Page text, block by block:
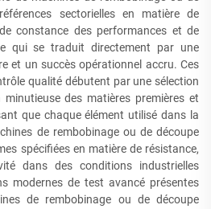
sectorielles en matière de
constance des performances et de
qui se traduit directement par une
et un succès opérationnel accru. Ces
qualité débutent par une sélection
des matières premières et
que chaque élément utilisé dans la
de rembobinage ou de découpe
spécifiées en matière de résistance,
dans des conditions industrielles
modernes de test avancé présentes
de rembobinage ou de découpe